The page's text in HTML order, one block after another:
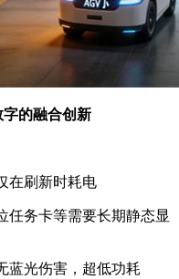
的融合创新
在刷新时耗电
任务卡等需要长期静态显
蓝光伤害，超低功耗